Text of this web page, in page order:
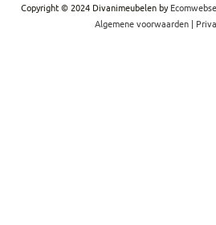
Copyright © 2024 Divanimeubelen by
Algemene voorwaarden |